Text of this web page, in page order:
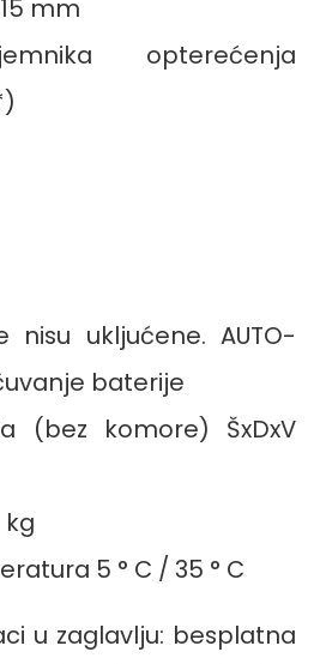
mm
opterećenja
nisu ukljućene. AUTO-
baterije
(bez komore) ŠxDxV
kg
5 ° C / 35 ° C
u zaglavlju: besplatna